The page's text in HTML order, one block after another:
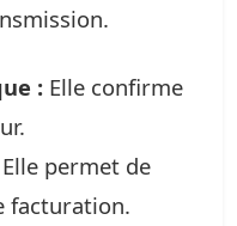
: Elle confirme
Elle permet de
facturation.